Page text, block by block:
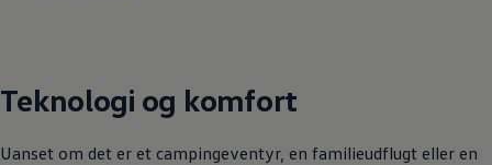
Teknologi og komfort
Uanset om det er et campingeventyr, en familieudflugt eller en